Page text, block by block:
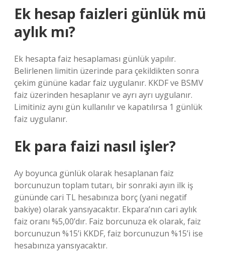
Ek hesap faizleri günlük mü
aylık mı?
Ek hesapta faiz hesaplaması günlük yapılır.
Belirlenen limitin üzerinde para çekildikten sonra
çekim gününe kadar faiz uygulanır. KKDF ve BSMV
faiz üzerinden hesaplanır ve ayrı ayrı uygulanır.
Limitiniz aynı gün kullanılır ve kapatılırsa 1 günlük
faiz uygulanır.
Ek para faizi nasıl işler?
Ay boyunca günlük olarak hesaplanan faiz
borcunuzun toplam tutarı, bir sonraki ayın ilk iş
gününde cari TL hesabınıza borç (yani negatif
bakiye) olarak yansıyacaktır. Ekpara’nın cari aylık
faiz oranı %5,00’dır. Faiz borcunuza ek olarak, faiz
borcunuzun %15’i KKDF, faiz borcunuzun %15’i ise
hesabınıza yansıyacaktır.